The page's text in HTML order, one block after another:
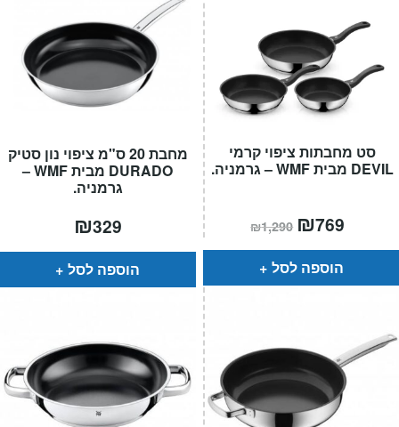
מחבת 20 ס"מ ציפוי נון סטיק
DURADO מבית WMF –
גרמניה.
₪329
הוספה לסל
סט מחבתות ציפוי קרמי
DEVIL מבית WMF – גרמניה.
₪1,290 המחיר
המקורי
היה:
₪769
הוא:
הוספה לסל